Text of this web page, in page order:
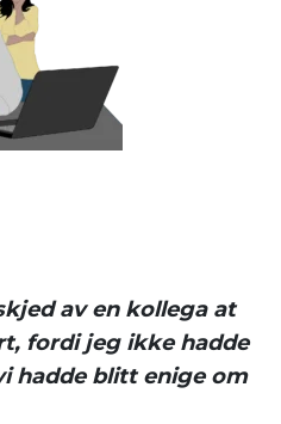
av en kollega at
fordi jeg ikke hadde
hadde blitt enige om